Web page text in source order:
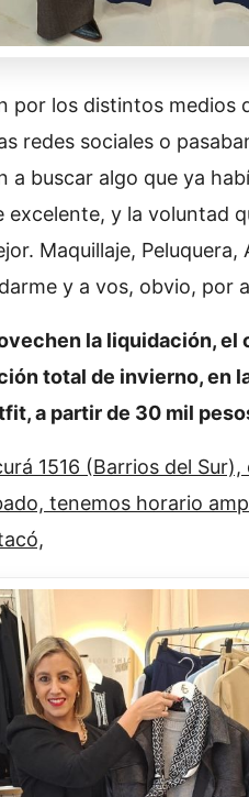
por los distintos medios
redes sociales o
a buscar algo que ya
excelente, y la voluntad
Maquillaje,
y a vos, obvio, por
la liquidación, el
total de invierno, en
a partir de 30 mil
1516 (Barrios del
tenemos horario